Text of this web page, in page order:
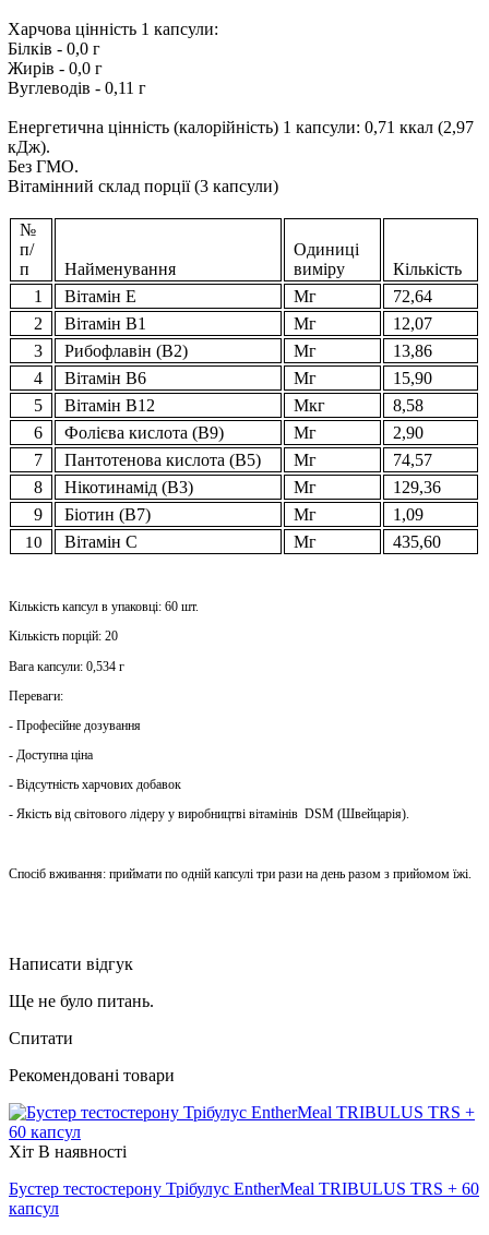
Харчова цінність 1 капсули:
Білків - 0,0 г
Жирів - 0,0 г
Вуглеводів - 0,11 г
Енергетична цінність (калорійність) 1 капсули: 0,71 ккал (2,97
кДж).
Без ГМО.
Вітамінний склад порції (3 капсули)
№
п/
п
Найменування
Одиниці
виміру
Кількість
1
Вітамін Е Мг
72,64
2
Вітамін В1 Мг
12,07
3
Рибофлавін (В2) Мг
13,86
4
Вітамін В6 Мг
15,90
5
Вітамін В12 Мкг
8,58
6
Фолієва кислота (В9) Мг
2,90
7
Пантотенова кислота (В5) Мг
74,57
8
Нікотинамід (В3) Мг
129,36
9
Біотин (В7) Мг 1,09
10 Вітамін С Мг 435,60
Кількість капсул в упаковці: 60 шт.
Кількість порцій: 20
Вага капсули: 0,534 г
Переваги:
​​- Професійне дозування
- Доступна ціна
- Відсутність харчових добавок
- Якість від світового лідеру у виробництві вітамінів DSM (Швейцарія).
Спосіб вживання: приймати по одній капсулі три рази на день разом з прийомом їжі.
Написати відгук
Ще не було питань.
Спитати
Рекомендовані товари
Хіт В наявності
Бустер тестостерону Трібулус EntherMeal TRIBULUS TRS + 60
капсул